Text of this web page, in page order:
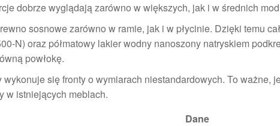
dobrze wyglądają zarówno w większych, jak i w średnich
sosnowe zarówno w ramie, jak i w płycinie. Dzięki temu
N) oraz półmatowy lakier wodny nanoszony natryskiem
powłokę.
się fronty o wymiarach niestandardowych. To ważne,
w istniejących meblach.
Dane